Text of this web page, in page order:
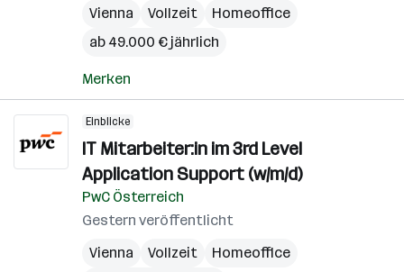
Vienna
Vollzeit
Homeoffice
ab 49.000 € jährlich
Merken
Einblicke
IT Mitarbeiter:in im 3rd Level
Application Support (w/m/d)
PwC Österreich
Gestern veröffentlicht
Vienna
Vollzeit
Homeoffice